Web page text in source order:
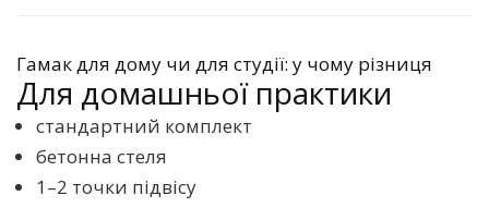
Гамак для дому чи для студії: у чому різниця
Для домашньої практики
стандартний комплект
бетонна стеля
1–2 точки підвісу